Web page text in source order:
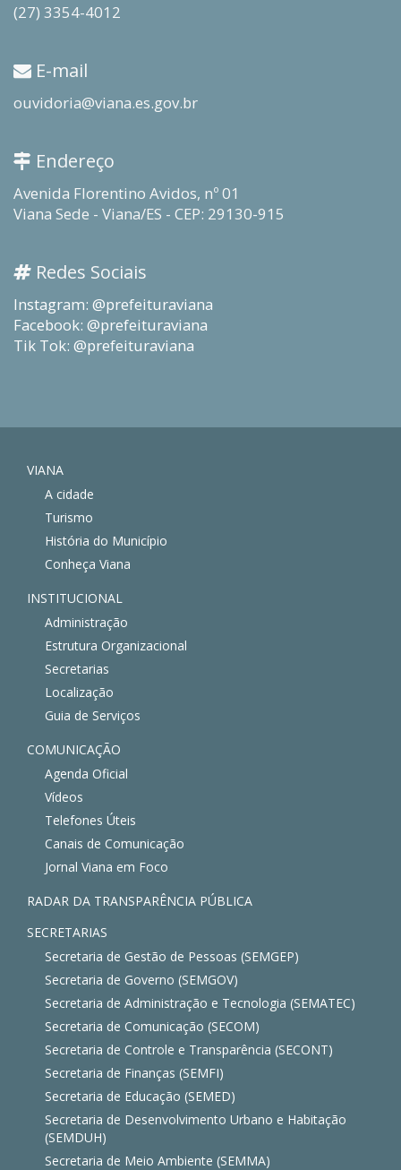
(27) 3354-4012
E-mail
ouvidoria@viana.es.gov.br
Endereço
Avenida Florentino Avidos, nº 01
Viana Sede - Viana/ES - CEP: 29130-915
Redes Sociais
Instagram: @prefeituraviana
Facebook: @prefeituraviana
Tik Tok: @prefeituraviana
VIANA
A cidade
Turismo
História do Município
Conheça Viana
INSTITUCIONAL
Administração
Estrutura Organizacional
Secretarias
Localização
Guia de Serviços
COMUNICAÇÃO
Agenda Oficial
Vídeos
Telefones Úteis
Canais de Comunicação
Jornal Viana em Foco
RADAR DA TRANSPARÊNCIA PÚBLICA
SECRETARIAS
Secretaria de Gestão de Pessoas (SEMGEP)
Secretaria de Governo (SEMGOV)
Secretaria de Administração e Tecnologia (SEMATEC)
Secretaria de Comunicação (SECOM)
Secretaria de Controle e Transparência (SECONT)
Secretaria de Finanças (SEMFI)
Secretaria de Educação (SEMED)
Secretaria de Desenvolvimento Urbano e Habitação
(SEMDUH)
Secretaria de Meio Ambiente (SEMMA)